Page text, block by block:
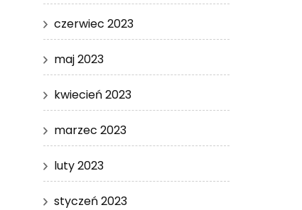
czerwiec 2023
maj 2023
kwiecień 2023
marzec 2023
luty 2023
styczeń 2023